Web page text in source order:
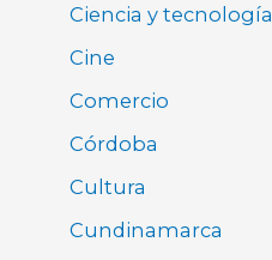
Ciencia y tecnología
Cine
Comercio
Córdoba
Cultura
Cundinamarca